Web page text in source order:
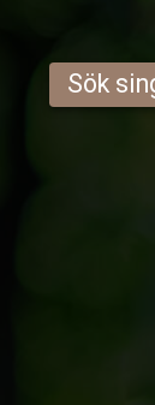
Sök